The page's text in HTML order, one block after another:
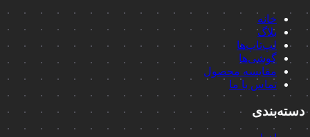
خانه
بلاگ
لپ‌تاپ‌ها
گوشی‌ها
مقایسه محصول
تماس با ما
دسته‌بندی